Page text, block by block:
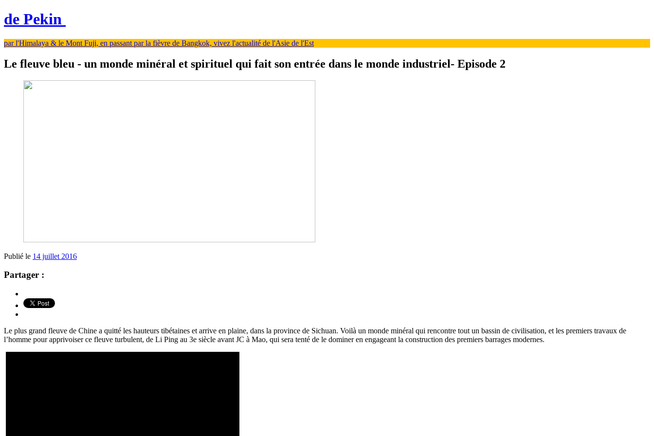
de Pekin
par l'Himalaya & le Mont Fuji, en passant par la fièvre de Bangkok, vivez l'actualité de l'Asie de l'Est
Le fleuve bleu - un monde minéral et spirituel qui fait son entrée dans le monde industriel- Episode 2
Publié le 14 juillet 2016
Partager :
Le plus grand fleuve de Chine a quitté les hauteurs tibétaines et arrive en plaine, dans la province de Sichuan. Voilà un monde minéral qui rencontre tout un bassin de civilisation, et les premiers travaux de
l’homme pour apprivoiser ce fleuve turbulent, de Li Ping au 3e siècle avant JC à Mao, qui sera tenté de le dominer en engageant la construction des premiers barrages modernes.